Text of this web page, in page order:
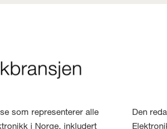
som representerer alle
i Norge, inkludert
Den